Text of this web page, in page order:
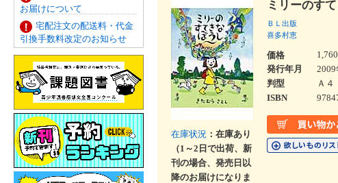
お届けについて
宅配注文の配送料・代金
引換手数料改定のお知らせ
在庫状況 ：在庫あり
（1～2日で出荷、新
刊の場合、発売日以
降のお届けになりま
ミリーのす
ＢＬ出版
喜多村恵
価格
発行年月
2009
判型
Ａ４
ISBN